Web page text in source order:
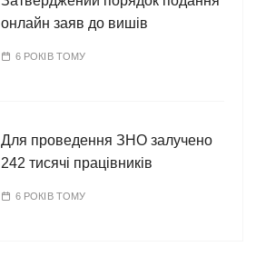
онлайн заяв до вишів
6 РОКІВ ТОМУ
Для проведення ЗНО залучено
242 тисячі працівників
6 РОКІВ ТОМУ